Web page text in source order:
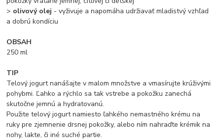
> olivový olej - vyživuje a napomáha udržiavať mladistvý vzhľad
a dobrú kondíciu
OBSAH
250 ml
TIP
Telový jogurt nanášajte v malom množstve a vmasírujte krúživými
pohybmi. Ľahko a rýchlo sa tak vstrebe a pokožku zanechá
skutočne jemnú a hydratovanú.
Použite telový jogurt namiesto ľahkého nemastného krému na
ruky pre zjemnenie drsnej pokožky, alebo ním nahraďte krémik na
nohy, lakte, či iné suché partie.